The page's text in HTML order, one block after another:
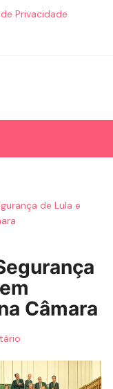
Privacidade
de Lula e
Câmara